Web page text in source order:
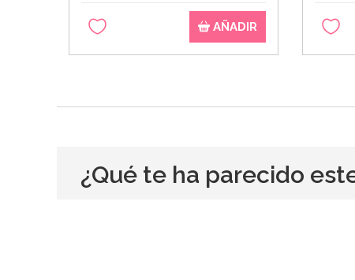
AÑADIR
¿Qué te ha parecido